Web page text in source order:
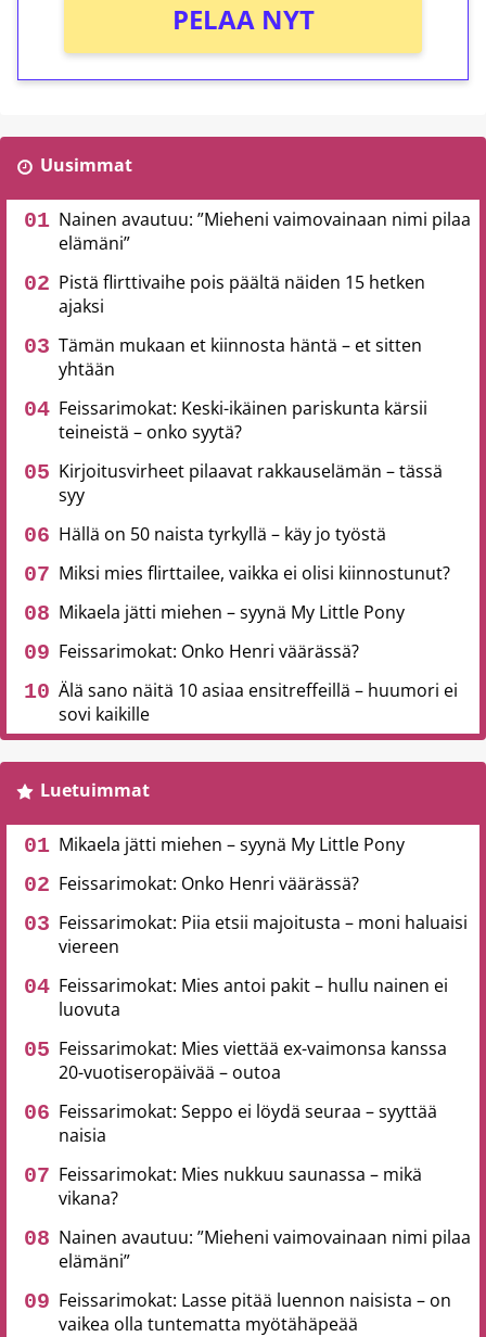
PELAA NYT
Uusimmat
Nainen avautuu: ”Mieheni vaimovainaan nimi pilaa
elämäni”
Pistä flirttivaihe pois päältä näiden 15 hetken
ajaksi
Tämän mukaan et kiinnosta häntä – et sitten
yhtään
Feissarimokat: Keski-ikäinen pariskunta kärsii
teineistä – onko syytä?
Kirjoitusvirheet pilaavat rakkauselämän – tässä
syy
Hällä on 50 naista tyrkyllä – käy jo työstä
Miksi mies flirttailee, vaikka ei olisi kiinnostunut?
Mikaela jätti miehen – syynä My Little Pony
Feissarimokat: Onko Henri väärässä?
Älä sano näitä 10 asiaa ensitreffeillä – huumori ei
sovi kaikille
Luetuimmat
Mikaela jätti miehen – syynä My Little Pony
Feissarimokat: Onko Henri väärässä?
Feissarimokat: Piia etsii majoitusta – moni haluaisi
viereen
Feissarimokat: Mies antoi pakit – hullu nainen ei
luovuta
Feissarimokat: Mies viettää ex-vaimonsa kanssa
20-vuotiseropäivää – outoa
Feissarimokat: Seppo ei löydä seuraa – syyttää
naisia
Feissarimokat: Mies nukkuu saunassa – mikä
vikana?
Nainen avautuu: ”Mieheni vaimovainaan nimi pilaa
elämäni”
Feissarimokat: Lasse pitää luennon naisista – on
vaikea olla tuntematta myötähäpeää